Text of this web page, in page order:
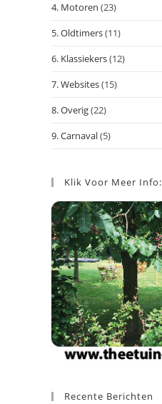
4. Motoren (23)
5. Oldtimers(11)
6. Klassiekers(12)
7. Websites(15)
8. Overig(22)
9. Carnaval(5)
Klik Voor Meer Info:
Recente Berichten